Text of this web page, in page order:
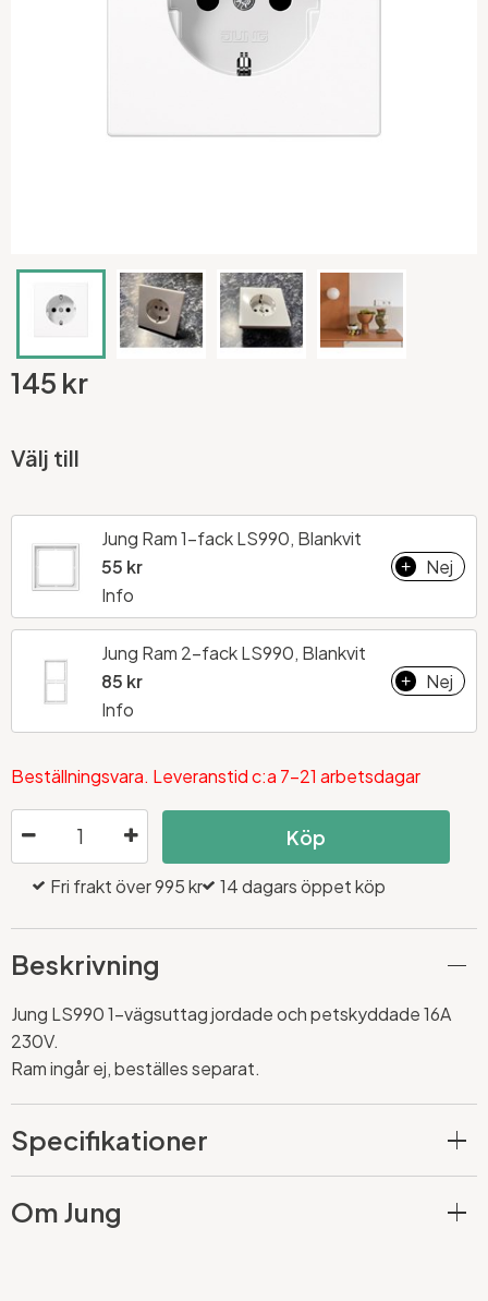
145 kr
Välj till
Jung Ram 1-fack LS990, Blankvit
55 kr
Info
+ Nej
Jung Ram 2-fack LS990, Blankvit
85 kr
Info
+ Nej
Beställningsvara. Leveranstid c:a 7-21 arbetsdagar
Köp
Fri frakt över 995 kr 14 dagars öppet köp
Beskrivning
Jung LS990 1-vägsuttag jordade och petskyddade 16A
230V.
Ram ingår ej, beställes separat.
Specifikationer
Om Jung